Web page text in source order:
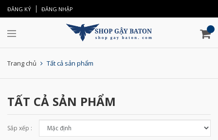
ĐĂNG KÝ ĐĂNG NHẬP
Trang chủ Tất cả sản phẩm
TẤT CẢ SẢN PHẨM
Sắp xếp :